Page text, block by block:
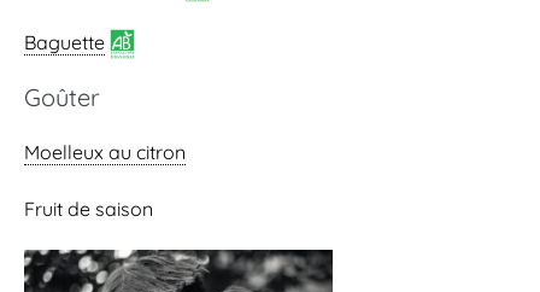
Baguette
Goûter
Moelleux au citron
Fruit de saison